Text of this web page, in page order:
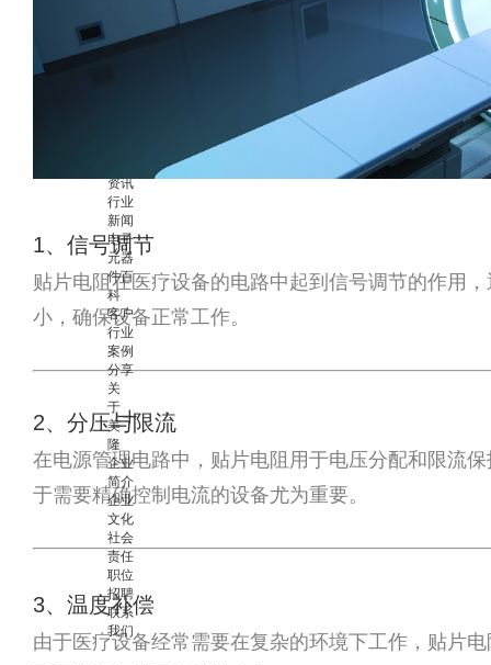
资讯
行业
新闻
电子
元器
件百
科
客户
行业
案例
分享
关
于
美
隆
企业
简介
企业
文化
社会
责任
职位
招聘
联系
我们
1、信号调节
贴片电阻在医疗设备的电路中起到信号调节的作用
小，确保设备正常工作。
2、分压与限流
在电源管理电路中，贴片电阻用于电压分配和限流
于需要精确控制电流的设备尤为重要。
3、温度补偿
由于医疗设备经常需要在复杂的环境下工作，贴片